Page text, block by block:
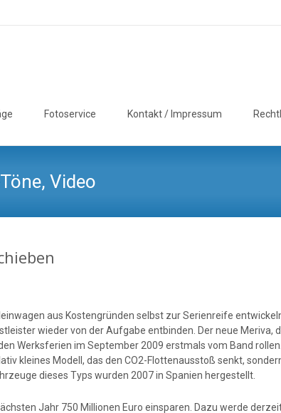
Fotoservice Kontakt / Impressum
Video
aus Kostengründen selbst zur Serienreife
wieder von der Aufgabe entbinden. Der neue Meriva,
Werksferien im September 2009 erstmals vom Band
kleines Modell, das den CO2-Flottenausstoß senkt,
dieses Typs wurden 2007 in Spanien hergestellt.
Jahr 750 Millionen Euro einsparen. Dazu werde